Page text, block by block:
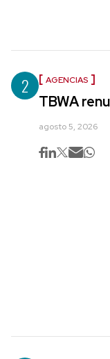
2 AGENCIAS
TBWA
agosto 5, 2026